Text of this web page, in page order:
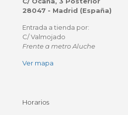
28047 - Madrid (España)
Entrada a tienda por:
C/ Valmojado
Frente a metro Aluche
Ver mapa
Horarios